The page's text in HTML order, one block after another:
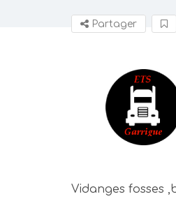
Partager
Vidanges fosses